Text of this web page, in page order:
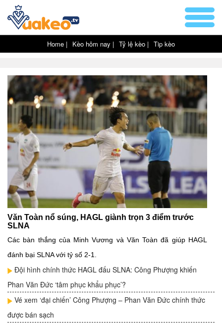
Home | Kèo hôm nay | Tỷ lệ kèo | Tip kèo
Văn Toàn nổ súng, HAGL giành trọn 3 điểm trước
SLNA
Các bàn thắng của Minh Vương và Văn Toàn đã giúp HAGL
đánh bại SLNA với tỷ số 2-1.
Đội hình chính thức HAGL đấu SLNA: Công Phượng khiến
Phan Văn Đức ‘tâm phục khẩu phục’?
Vé xem ‘đại chiến’ Công Phượng – Phan Văn Đức chính thức
được bán sạch